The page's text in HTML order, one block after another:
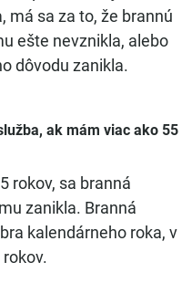
má sa za to, že brannú
ešte nevznikla, alebo
dôvodu zanikla.
ak mám viac ako 55
rokov, sa branná
zanikla. Branná
kalendárneho roka, v